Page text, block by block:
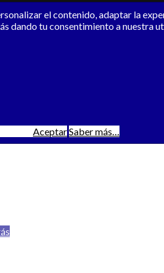
el contenido, adaptar la
dando tu consentimiento a nuestra
AceptarSaber más…